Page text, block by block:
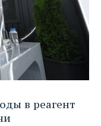
в реагент